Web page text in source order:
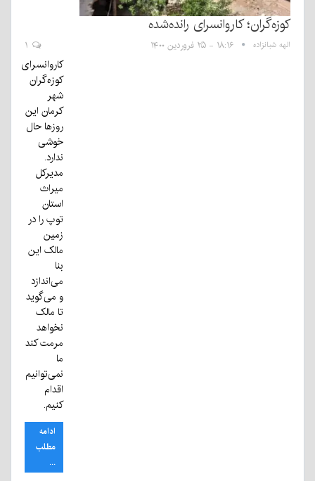
کوزه‌گران؛ کاروانسرای رانده‌شده
الهه شبانزاده ۱۸:۱۶ - ۲۵ فروردین ۱۴۰۰
کاروانسرای
کوزه‌گران
شهر
کرمان این
روزها حال
خوشی
ندارد.
مدیرکل
میراث
استان
توپ را در
زمین
مالک این
بنا
می‌اندازد
و می‌گوید
تا مالک
نخواهد
مرمت کند
ما
نمی‌توانیم
اقدام
کنیم.
ادامه
مطلب
...